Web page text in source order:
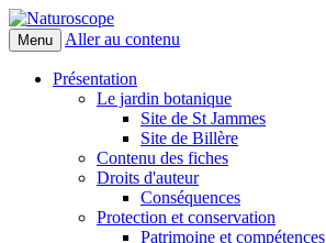
Naturoscope
Menu Aller au contenu
Présentation
Le jardin botanique
Site de St Jammes
Site de Billère
Contenu des fiches
Droits d'auteur
Conséquences
Protection et conservation
Patrimoine et compétences